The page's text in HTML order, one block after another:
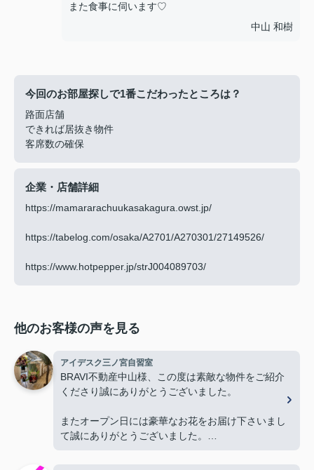
また食事に伺います♡
中山 和樹
今回のお部屋探しで1番こだわったところは？
路面店舗
できれば居抜き物件
客席数の確保
企業・店舗詳細
https://mamararachuukasakagura.owst.jp/
https://tabelog.com/osaka/A2701/A270301/27149526/
https://www.hotpepper.jp/strJ004089703/
他のお客様の声を見る
アイデスク三ノ宮自習室
BRAVI不動産中山様、この度は素敵な物件をご紹介
くださり誠にありがとうございました。
またオープン日には豪華なお花をお届け下さいまし
て誠にありがとうございました。